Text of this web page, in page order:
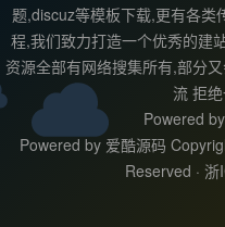
题,discuz等模板下载,更有各类
程,我们致力打造一个优秀的建
资源全部有网络搜集所有,部分
流 拒
Powered by
Powered by 爱酷源码
Reserved · 浙